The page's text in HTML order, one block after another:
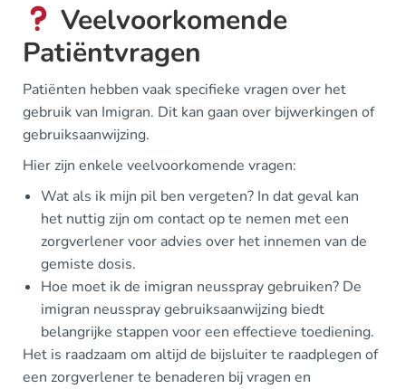
Veelvoorkomende
Patiëntvragen
Patiënten hebben vaak specifieke vragen over het
gebruik van Imigran. Dit kan gaan over bijwerkingen of
gebruiksaanwijzing.
Hier zijn enkele veelvoorkomende vragen:
Wat als ik mijn pil ben vergeten? In dat geval kan
het nuttig zijn om contact op te nemen met een
zorgverlener voor advies over het innemen van de
gemiste dosis.
Hoe moet ik de imigran neusspray gebruiken? De
imigran neusspray gebruiksaanwijzing biedt
belangrijke stappen voor een effectieve toediening.
Het is raadzaam om altijd de bijsluiter te raadplegen of
een zorgverlener te benaderen bij vragen en